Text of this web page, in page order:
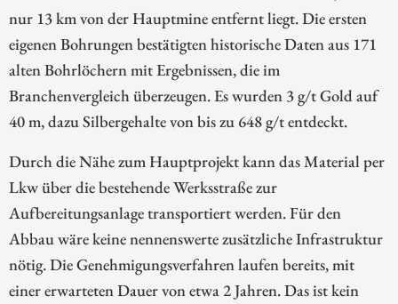
nur 13 km von der Hauptmine entfernt liegt. Die ersten
eigenen Bohrungen bestätigten historische Daten aus 171
alten Bohrlöchern mit Ergebnissen, die im
Branchenvergleich überzeugen. Es wurden 3 g/t Gold auf
40 m, dazu Silbergehalte von bis zu 648 g/t entdeckt.
Durch die Nähe zum Hauptprojekt kann das Material per
Lkw über die bestehende Werksstraße zur
Aufbereitungsanlage transportiert werden. Für den
Abbau wäre keine nennenswerte zusätzliche Infrastruktur
nötig. Die Genehmigungsverfahren laufen bereits, mit
einer erwarteten Dauer von etwa 2 Jahren. Das ist kein